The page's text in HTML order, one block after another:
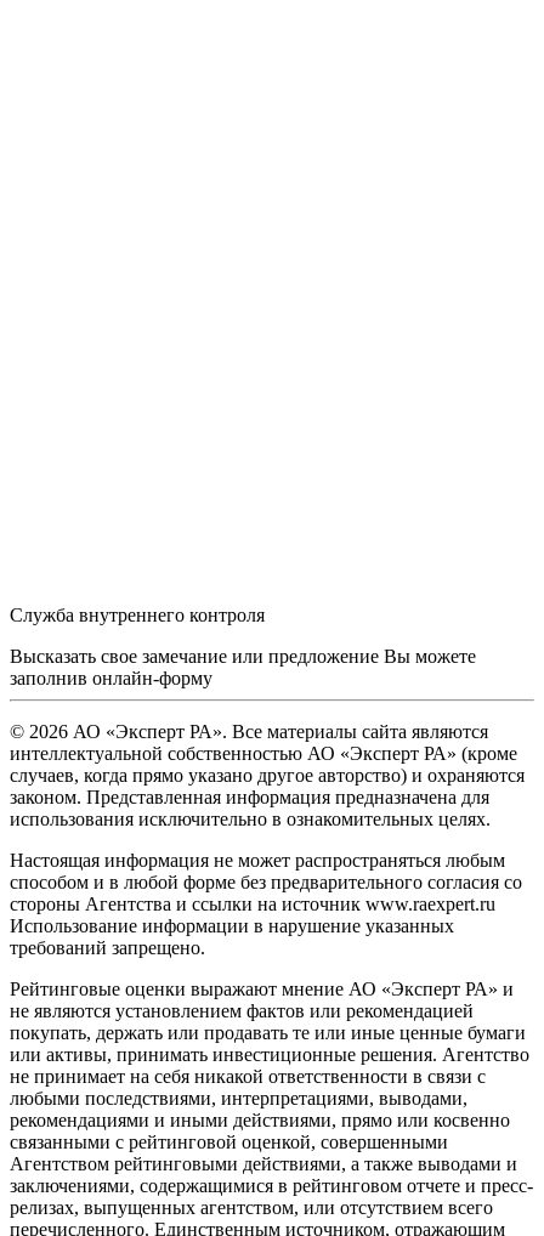
Служба внутреннего контроля
Высказать свое замечание или предложение Вы можете
заполнив онлайн-форму
© 2026 АО «Эксперт РА». Все материалы сайта являются
интеллектуальной собственностью АО «Эксперт РА» (кроме
случаев, когда прямо указано другое авторство) и охраняются
законом. Представленная информация предназначена для
использования исключительно в ознакомительных целях.
Настоящая информация не может распространяться любым
способом и в любой форме без предварительного согласия со
стороны Агентства и ссылки на источник www.raexpert.ru
Использование информации в нарушение указанных
требований запрещено.
Рейтинговые оценки выражают мнение АО «Эксперт РА» и
не являются установлением фактов или рекомендацией
покупать, держать или продавать те или иные ценные бумаги
или активы, принимать инвестиционные решения. Агентство
не принимает на себя никакой ответственности в связи с
любыми последствиями, интерпретациями, выводами,
рекомендациями и иными действиями, прямо или косвенно
связанными с рейтинговой оценкой, совершенными
Агентством рейтинговыми действиями, а также выводами и
заключениями, содержащимися в рейтинговом отчете и пресс-
релизах, выпущенных агентством, или отсутствием всего
перечисленного. Единственным источником, отражающим